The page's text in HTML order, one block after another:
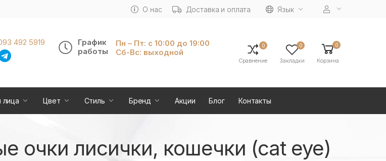
О нас Доставка и оплата Язык
492 5919
График
работы
Пн – Пт: с 10:00 до 19:00
Сб-Вс: выходной
0
Сравнение
0
Закладки
0
Корзина
Цвет Стиль Бренд Акции Блог Контакты
очки лисички, кошечки (cat eye)